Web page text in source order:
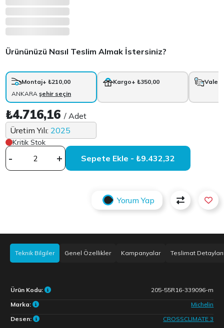
Ürününüzü Nasıl Teslim Almak İstersiniz?
Montaj+ ₺210,00
ANKARAşehir seçin
Kargo+ ₺350,00 Vale
₺4.716,16/ Adet
Üretim Yılı: 2025
Kritik Stok
- + Sepete Ekle - ₺9.432,32
Yorum Yap
Teknik Bilgiler Genel Özellikler Kampanyalar Teslimat Detayları
Ürün Kodu:
205-55R16-339096-m
Marka:
Michelin
Desen:
CROSSCLIMATE 3